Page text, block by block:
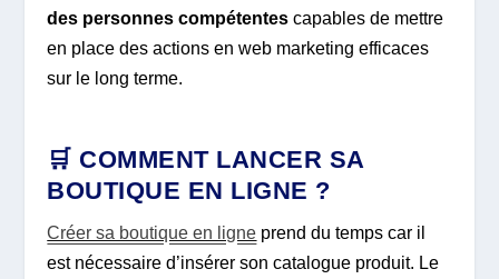
des personnes compétentes capables de mettre
en place des actions en web marketing efficaces
sur le long terme.
🛒 COMMENT LANCER SA
BOUTIQUE EN LIGNE ?
Créer sa boutique en ligne prend du temps car il
est nécessaire d’insérer son catalogue produit. Le